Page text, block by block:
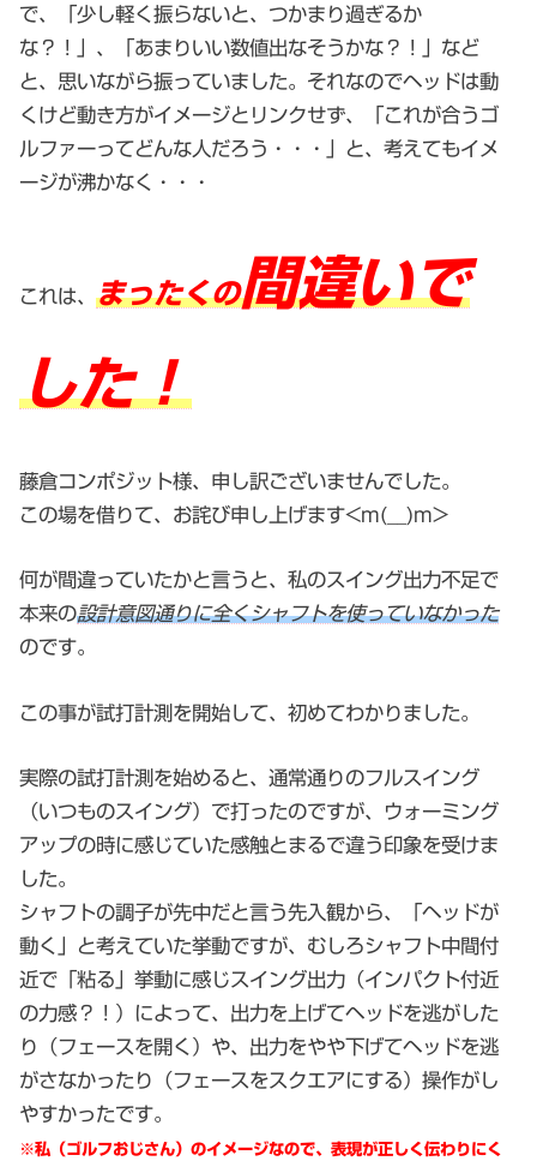
で、「少し軽く振らないと、つかまり過ぎるか
な？！」、「あまりいい数値出なそうかな？！」など
と、思いながら振っていました。それなのでヘッドは動
くけど動き方がイメージとリンクせず、「これが合うゴ
ルファーってどんな人だろう・・・」と、考えてもイメ
ージが沸かなく・・・
これは、まったくの間違いで
した！
藤倉コンポジット様、申し訳ございませんでした。
この場を借りて、お詫び申し上げます<m(__)m>
何が間違っていたかと言うと、私のスイング出力不足で
本来の設計意図通りに全くシャフトを使っていなかった
のです。
この事が試打計測を開始して、初めてわかりました。
実際の試打計測を始めると、通常通りのフルスイング
（いつものスイング）で打ったのですが、ウォーミング
アップの時に感じていた感触とまるで違う印象を受けま
した。
シャフトの調子が先中だと言う先入観から、「ヘッドが
動く」と考えていた挙動ですが、むしろシャフト中間付
近で「粘る」挙動に感じスイング出力（インパクト付近
の力感？！）によって、出力を上げてヘッドを逃がした
り（フェースを開く）や、出力をやや下げてヘッドを逃
がさなかったり（フェースをスクエアにする）操作がし
やすかったです。
※私（ゴルフおじさん）のイメージなので、表現が正しく伝わりにく